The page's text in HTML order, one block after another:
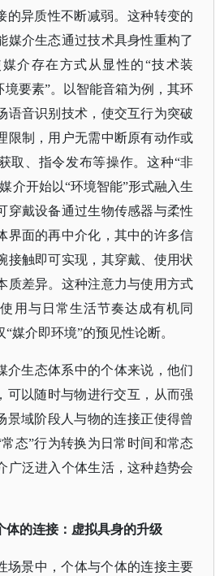
的异质性不断减弱。这种转变的
媒介生态通过技术具身性重构了
介存在方式从显性的“技术装
境要素”。以智能音箱为例，其环
语音识别技术，使交互行为突破
限制，用户无需中断原有动作或
取、指令发布等操作。这种“非
介开始以“环境智能”形式融入生
穿戴设备通过生物传感器与柔性
界面的再中介化，其中的许多信
接触即可实现，其穿戴、使用状
质差异。这种注意力与使用方式
用与日常生活节奏达成有机同
媒介即环境”的预见性论断。
介生态体系中的个体来说，他们
可以随时与物进行交互，从而强
景域阶段人与物的连接正使得曾
态”行为转换为日常时间和常态
广泛进入个体生活，这种趋势会
体的连接：虚拟具身的升级
场景中，个体与个体的连接主要